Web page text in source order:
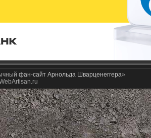
фан-сайт Арнольда Шварценеггера»